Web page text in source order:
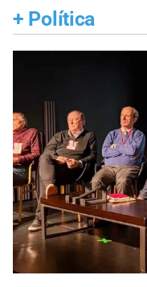
+ Política